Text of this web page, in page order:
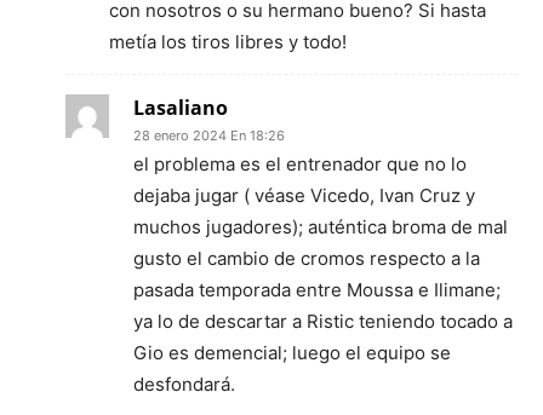
con nosotros o su hermano bueno? Si hasta
metía los tiros libres y todo!
Lasaliano
28 enero 2024 En 18:26
el problema es el entrenador que no lo
dejaba jugar ( véase Vicedo, Ivan Cruz y
muchos jugadores); auténtica broma de mal
gusto el cambio de cromos respecto a la
pasada temporada entre Moussa e Ilimane;
ya lo de descartar a Ristic teniendo tocado a
Gio es demencial; luego el equipo se
desfondará.